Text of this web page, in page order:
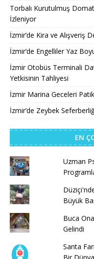
Torbalı Kurutulmuş
İzleniyor
İzmir’de Kira ve Alışveriş
İzmir’de Engelliler Yaz
İzmir Otobüs Terminali
Yetkisinin Tahliyesi
İzmir Marina Geceleri
İzmir’de Zeybek
EN
Uzman
Büyük
Buca
Gelindi
Santa